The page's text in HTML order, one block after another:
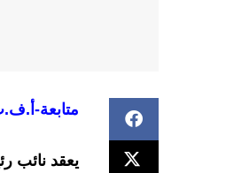
متابعة-
يعقد نائب